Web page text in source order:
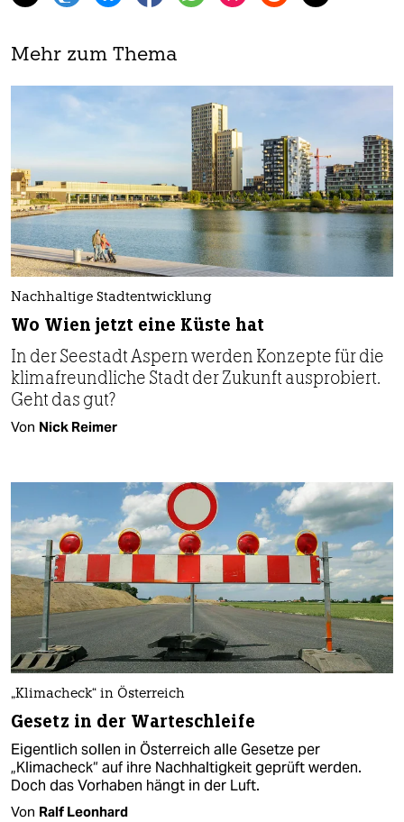
Mehr zum Thema
Nachhaltige Stadtentwicklung
Wo Wien jetzt eine Küste hat
In der Seestadt Aspern werden Konzepte für die
klimafreundliche Stadt der Zukunft ausprobiert.
Geht das gut?
Von Nick Reimer
„Klimacheck“ in Österreich
Gesetz in der Warteschleife
Eigentlich sollen in Österreich alle Gesetze per
„Klimacheck“ auf ihre Nachhaltigkeit geprüft werden.
Doch das Vorhaben hängt in der Luft.
Von Ralf Leonhard